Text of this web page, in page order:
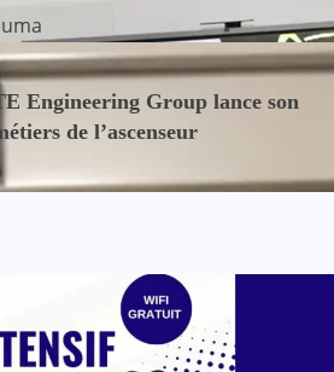
Engineering Group lance son
de l’ascenseur